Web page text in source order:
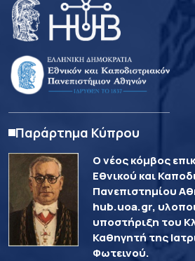
Παράρτημα Κύπρου
Ο νέος κόμβος
Εθνικού και
Πανεπιστημίου
hub.uoa.gr,
υποστήριξη του
Καθηγητή της
Φωτεινού.